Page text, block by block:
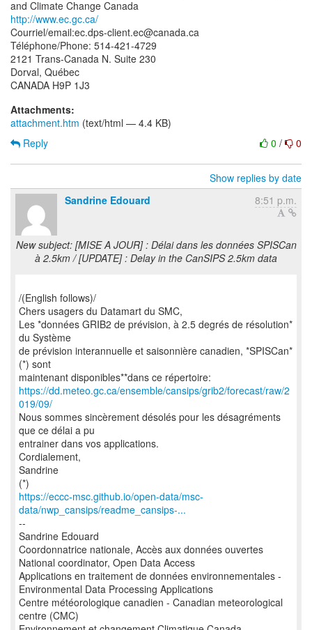
http://www.ec.gc.ca/
Courriel/email:ec.dps-client.ec@canada.ca
Téléphone/Phone: 514-421-4729
2121 Trans-Canada N. Suite 230
Dorval, Québec
Attachments:
attachment.htm (text/html — 4.4 KB)
0 / 0
Reply
Show replies by date
Sandrine Edouard
8:51 p.m.
New subject: [MISE A JOUR] : Délai dans les données SPISCan
à 2.5km / [UPDATE] : Delay in the CanSIPS 2.5km data
/(English follows)/
Chers usagers du Datamart du SMC,
Les *données GRIB2 de prévision, à 2.5 degrés de résolution*
du Système
de prévision interannuelle et saisonnière canadien, *SPISCan*
(*) sont
https://dd.meteo.gc.ca/ensemble/cansips/grib2/forecast/raw/2
019/09/
Nous sommes sincèrement désolés pour les désagréments
que ce délai a pu
entrainer dans vos applications.
Cordialement,
Sandrine
https://eccc-msc.github.io/open-data/msc-
data/nwp_cansips/readme_cansips-...
--
Sandrine Edouard
Coordonnatrice nationale, Accès aux données ouvertes
National coordinator, Open Data Access
Applications en traitement de données environnementales -
Environmental Data Processing Applications
Centre météorologique canadien - Canadian meteorological
centre (CMC)